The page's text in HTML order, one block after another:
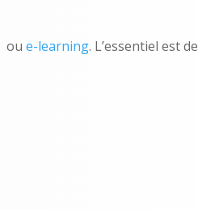
ou e-learning. L’essentiel est de